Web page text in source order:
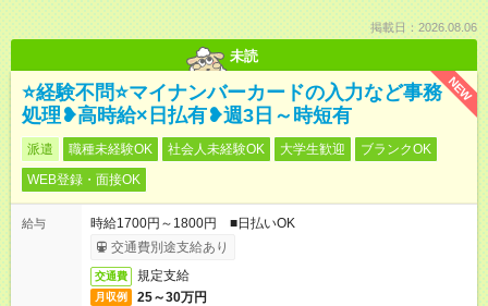
掲載日：2026.08.06
未読
NEW
⭐経験不問⭐マイナンバーカードの入力など事務
処理❥高時給×日払有❥週3日～時短有
派遣 職種未経験OK 社会人未経験OK 大学生歓迎
ブランクOK
WEB登録・面接OK
給与
時給1700円～1800円 ■日払いOK
交通費別途支給あり
交通費 規定支給
月収例 25～30万円